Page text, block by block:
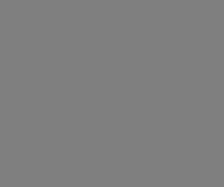
Quellen,
Informationen,
basierten Utiq-
Analyse
von Profilen